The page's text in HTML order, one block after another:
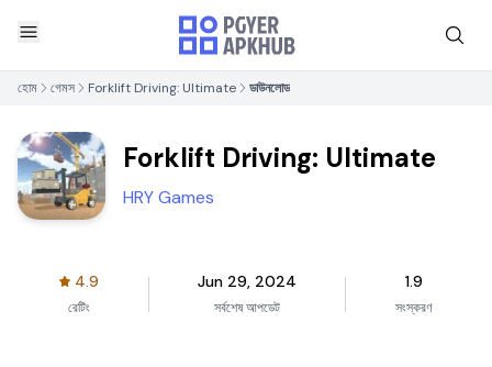
হোম গেমস Forklift Driving: Ultimate ডাউনলোড
Forklift Driving: Ultimate
HRY Games
4.9
রেটিং
Jun 29, 2024
সর্বশেষ আপডেট
1.9
সংস্করণ